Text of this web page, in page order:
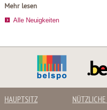
Mehr lesen
Alle Neuigkeiten
HAUPTSITZ